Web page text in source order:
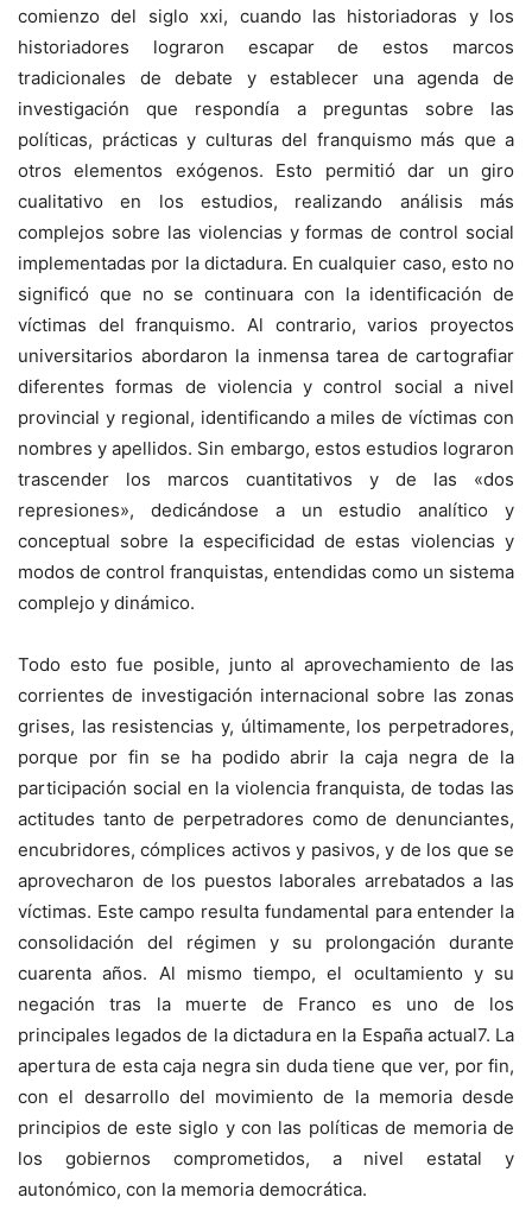
comienzo del siglo xxi, cuando las historiadoras y los
historiadores lograron escapar de estos marcos
tradicionales de debate y establecer una agenda de
investigación que respondía a preguntas sobre las
políticas, prácticas y culturas del franquismo más que a
otros elementos exógenos. Esto permitió dar un giro
cualitativo en los estudios, realizando análisis más
complejos sobre las violencias y formas de control social
implementadas por la dictadura. En cualquier caso, esto no
significó que no se continuara con la identificación de
víctimas del franquismo. Al contrario, varios proyectos
universitarios abordaron la inmensa tarea de cartografiar
diferentes formas de violencia y control social a nivel
provincial y regional, identificando a miles de víctimas con
nombres y apellidos. Sin embargo, estos estudios lograron
trascender los marcos cuantitativos y de las «dos
represiones», dedicándose a un estudio analítico y
conceptual sobre la especificidad de estas violencias y
modos de control franquistas, entendidas como un sistema
complejo y dinámico.
Todo esto fue posible, junto al aprovechamiento de las
corrientes de investigación internacional sobre las zonas
grises, las resistencias y, últimamente, los perpetradores,
porque por fin se ha podido abrir la caja negra de la
participación social en la violencia franquista, de todas las
actitudes tanto de perpetradores como de denunciantes,
encubridores, cómplices activos y pasivos, y de los que se
aprovecharon de los puestos laborales arrebatados a las
víctimas. Este campo resulta fundamental para entender la
consolidación del régimen y su prolongación durante
cuarenta años. Al mismo tiempo, el ocultamiento y su
negación tras la muerte de Franco es uno de los
principales legados de la dictadura en la España actual7. La
apertura de esta caja negra sin duda tiene que ver, por fin,
con el desarrollo del movimiento de la memoria desde
principios de este siglo y con las políticas de memoria de
los gobiernos comprometidos, a nivel estatal y
autonómico, con la memoria democrática.